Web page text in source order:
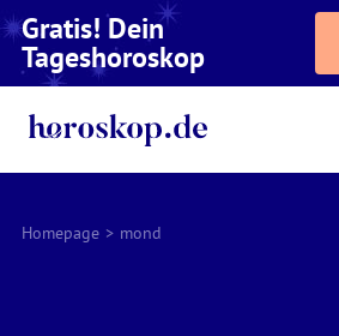
Gratis! Dein
Tageshoroskop
Homepage > mond